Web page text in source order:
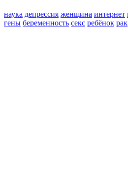
наука депрессия женщина интернет
гены беременность секс ребёнок рак